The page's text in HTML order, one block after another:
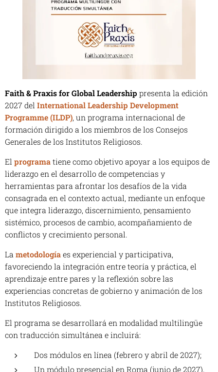
Faith & Praxis for Global Leadership presenta la edición
2027 del International Leadership Development
Programme (ILDP), un programa internacional de
formación dirigido a los miembros de los Consejos
Generales de los Institutos Religiosos.
El programatiene como objetivo apoyar a los equipos de
liderazgo en el desarrollo de competencias y
herramientas para afrontar los desafíos de la vida
consagrada en el contexto actual, mediante un enfoque
que integra liderazgo, discernimiento, pensamiento
sistémico, procesos de cambio, acompañamiento de
conflictos y crecimiento personal.
La metodologíaes experiencial y participativa,
favoreciendo la integración entre teoría y práctica, el
aprendizaje entre pares y la reflexión sobre las
experiencias concretas de gobierno y animación de los
Institutos Religiosos.
El programa se desarrollará en modalidad multilingüe
con traducción simultánea e incluirá:
Dos módulos en línea (febrero y abril de 2027);
Un módulo presencial en Roma (junio de 2027).